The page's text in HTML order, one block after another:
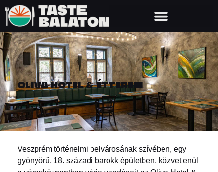
OLIVA HOTEL & ÉTTEREM
Veszprém történelmi belvárosának szívében, egy
gyönyörű, 18. századi barokk épületben, közvetlenül